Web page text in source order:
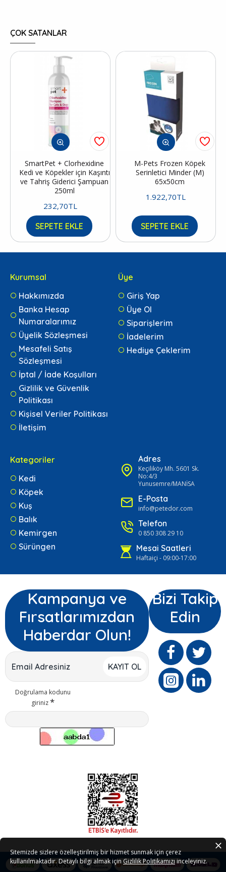
ÇOK SATANLAR
SmartPet + Clorhexidine
Kedi ve Köpekler için Kaşıntı
ve Tahriş Giderici Şampuan
250ml
232,70TL
SEPETE EKLE
M-Pets Frozen Köpek
Serinletici Minder (M)
65x50cm
1.922,70TL
SEPETE EKLE
Kurumsal
Hakkımızda
Banka Hesap
Numaralarımız
Üyelik Sözleşmesi
Mesafeli Satış
Sözleşmesi
İptal / İade Koşulları
Gizlilik ve Güvenlik
Politikası
Kişisel Veriler Politikası
İletişim
Üye
Giriş Yap
Üye Ol
Siparişlerim
İadelerim
Hediye Çeklerim
Kategoriler
Kedi
Köpek
Kuş
Balık
Kemirgen
Sürüngen
Adres
Keçiliköy Mh. 5601 Sk.
No:4/3
Yunusemre/MANİSA
E-Posta
info@petedor.com
Telefon
0 850 308 29 10
Mesai Saatleri
Haftaiçi - 09:00-17:00
Kampanya ve
Fırsatlarımızdan
Haberdar Olun!
KAYIT OL
Doğrulama kodunu
giriniz
Bizi Takip
Edin
Sitemizde sizlere özelleştirilmiş bir hizmet sunmak için çerez
kullanılmaktadır. Detaylı bilgi almak için Gizlilik Politikamızı inceleyiniz.